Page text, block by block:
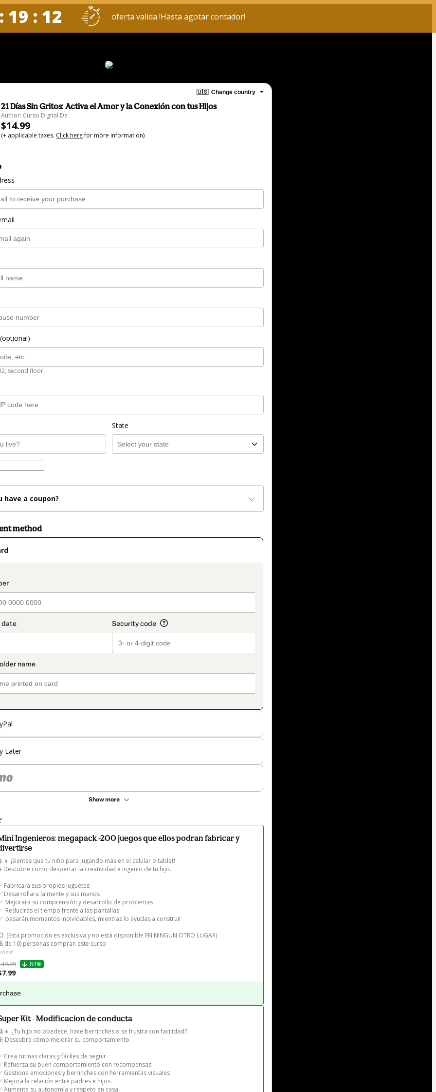
19 : 11 oferta valida !Hasta agotar contador!
🇺🇸 Change country
21 Días Sin Gritos: Activa el Amor y la Conexión con tus Hijos
Author: Curso Digital De
$14.99
(+ applicable taxes. Click herefor more information)
second floor.
State
have a coupon?
method
Later
Show more
Ingenieros: megapack +200 juegos que ellos podran fabricar y
¡Sientes que tu niño para jugando más en el celular o tablet!
como despertar la creatividad e ingenio de tu hijo.
Fabricara sus propios juguetes
Desarrollara la mente y sus manos
Mejorara su comprensión y desarrollo de problemas
Reducirás el tiempo frente a las pantallas
pasarán momentos inolvidables, mientras lo ayudas a construir
(Esta promoción es exclusiva y no está disponible EN NINGUN OTRO LUGAR)
de 10) personas compran este curso
84%
Kit - Modificacion de conducta
¿Tu hijo no obedece, hace berrinches o se frustra con facilidad?
Descubre cómo mejorar su comportamiento.
Crea rutinas claras y fáciles de seguir
Refuerza su buen comportamiento con recompensas
Gestiona emociones y berrinches con herramientas visuales
Mejora la relación entre padres e hijos
Aumenta su autonomía y respeto en casa